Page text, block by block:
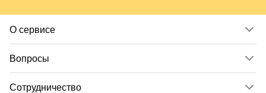
О сервисе
Вопросы
Сотрудничество